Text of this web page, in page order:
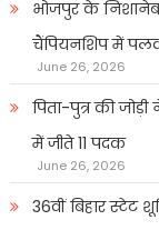
भोजपुर के
चैंपियनशिप में
June 26, 2026
पिता-पुत्र की
में जीते 11 पदक
June 26, 2026
36वीं बिहार स्टेट